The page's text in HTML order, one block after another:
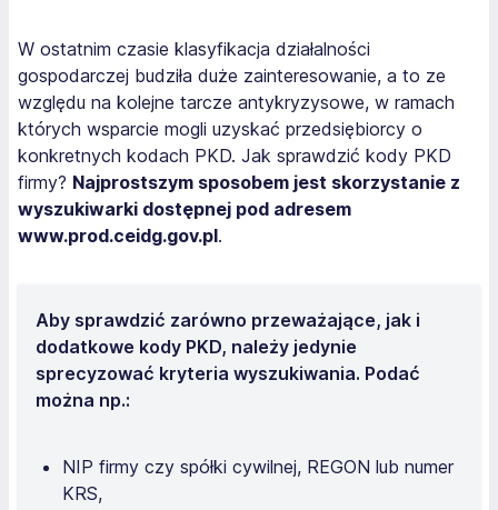
W ostatnim czasie klasyfikacja działalności
gospodarczej budziła duże zainteresowanie, a to ze
względu na kolejne tarcze antykryzysowe, w ramach
których wsparcie mogli uzyskać przedsiębiorcy o
konkretnych kodach PKD. Jak sprawdzić kody PKD
firmy? Najprostszym sposobem jest skorzystanie z
wyszukiwarki dostępnej pod adresem
www.prod.ceidg.gov.pl.
Aby sprawdzić zarówno przeważające, jak i
dodatkowe kody PKD, należy jedynie
sprecyzować kryteria wyszukiwania. Podać
można np.:
NIP firmy czy spółki cywilnej, REGON lub numer
KRS,